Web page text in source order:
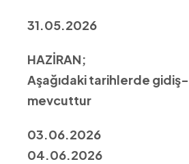
31.05.2026
HAZİRAN;
Aşağıdaki tarihlerde
mevcuttur
03.06.2026
04.06.2026